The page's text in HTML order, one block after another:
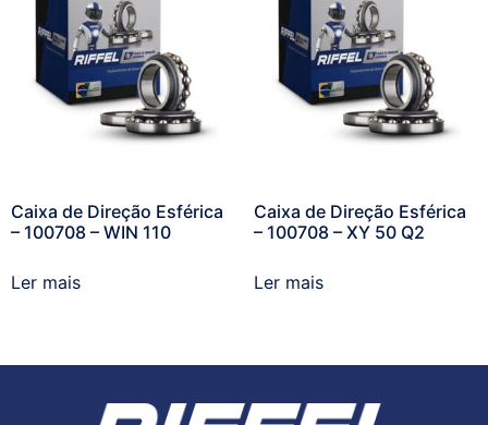
Caixa de Direção Esférica
– 100708 – WIN 110
Ler mais
Caixa de Direção Esférica
– 100708 – XY 50 Q2
Ler mais